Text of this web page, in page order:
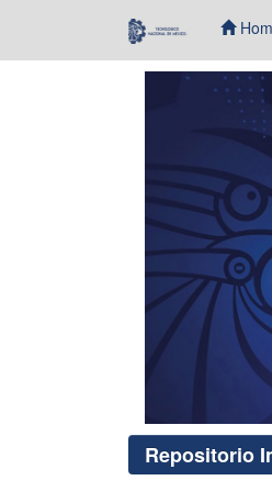
Repositorio